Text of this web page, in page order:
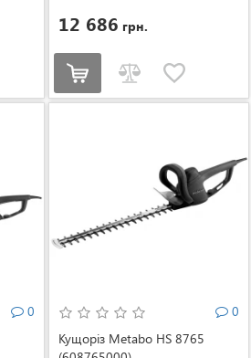
12 686 грн.
0
0
Кущоріз Metabo HS 8765